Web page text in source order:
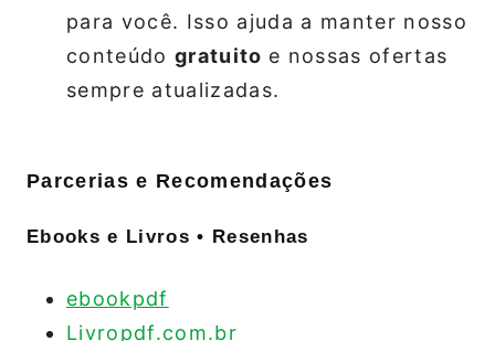
para você. Isso ajuda a manter nosso
conteúdo gratuito e nossas ofertas
sempre atualizadas.
Parcerias e Recomendações
Ebooks e Livros • Resenhas
ebookpdf
Livropdf.com.br